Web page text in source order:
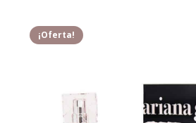
¡Oferta!